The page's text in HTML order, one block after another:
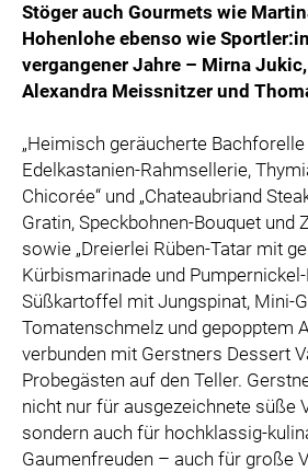
Stöger auch Gourmets wie
Hohenlohe ebenso wie
vergangener Jahre – Mirna
Alexandra Meissnitzer und
„Heimisch geräucherte
Edelkastanien-Rahmsellerie,
Chicorée“ und „Chateaubriand
Gratin, Speckbohnen-Bouquet und
sowie „Dreierlei Rüben-Tatar mit
Kürbismarinade und Pumpernickel-
Süßkartoffel mit Jungspinat, Mini-
Tomatenschmelz und gepopptem
verbunden mit Gerstners Dessert
Probegästen auf den Teller.
nicht nur für ausgezeichnete süße
sondern auch für hochklassig-
Gaumenfreuden – auch für große